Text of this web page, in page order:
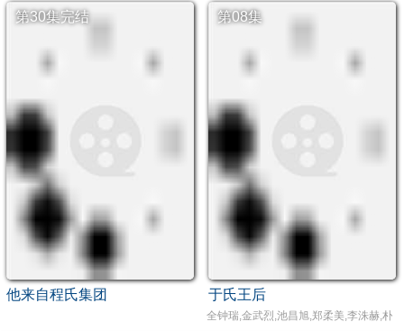
第30集完结
他来自程氏集团
第08集
于氏王后
全钟瑞,金武烈,池昌旭,郑柔美,李洙赫,朴